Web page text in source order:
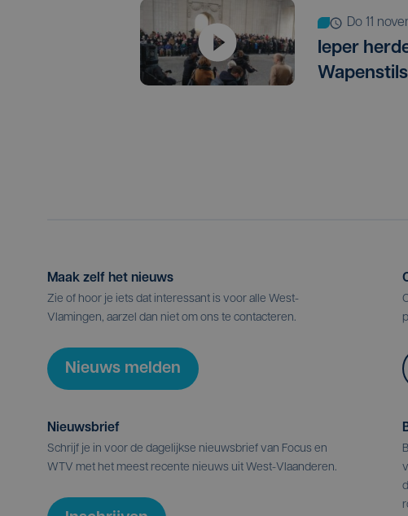
do 11
Ieper
Maak zelf het nieuws
Zie of hoor je iets dat interessant is voor alle West-
Vlamingen, aarzel dan niet om ons te contacteren.
Nieuws melden
Nieuwsbrief
Schrijf je in voor de dagelijkse nieuwsbrief van Focus en
WTV met het meest recente nieuws uit West-Vlaanderen.